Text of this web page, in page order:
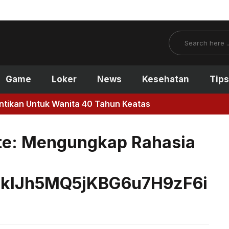
Search
Game Loker News Kesehatan Tips
Untuk Wanita 40 Tahun Keatas
Mengungkap Rahasia